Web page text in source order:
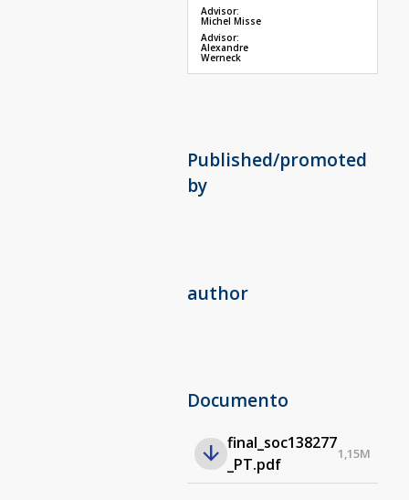
Advisor:
Michel Misse
Advisor:
Alexandre
Werneck
Published/promoted
by
author
Documento
final_soc138277
_PT.pdf
1,15M